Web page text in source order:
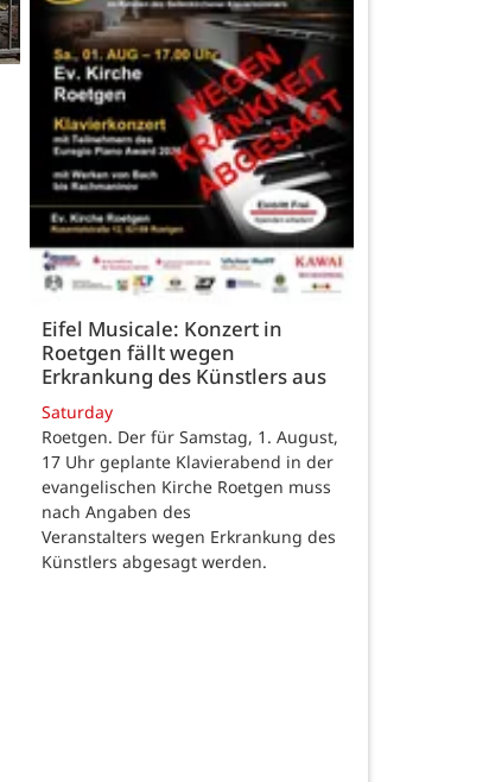
Eifel Musicale: Konzert in
Roetgen fällt wegen
Erkrankung des Künstlers aus
Saturday
Roetgen. Der für Samstag, 1. August,
17 Uhr geplante Klavierabend in der
evangelischen Kirche Roetgen muss
nach Angaben des
Veranstalters wegen Erkrankung des
Künstlers abgesagt werden.